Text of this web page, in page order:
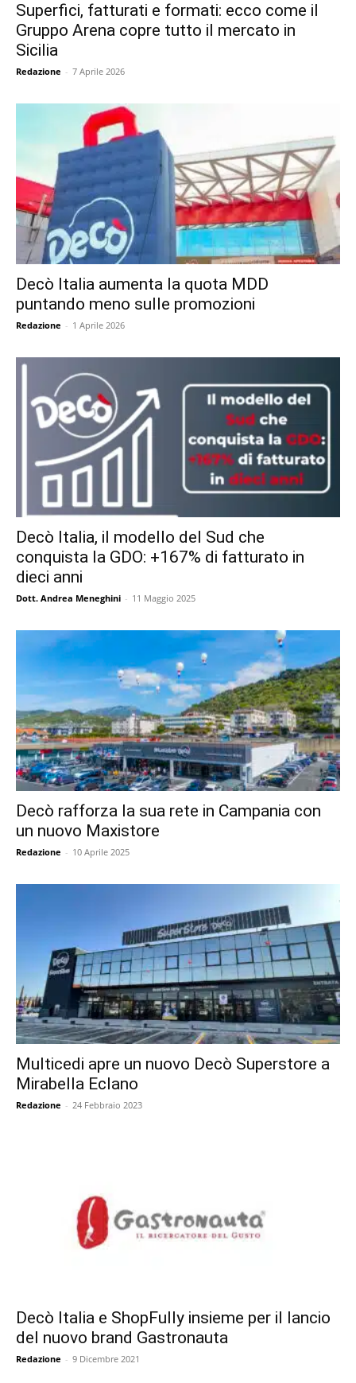
Superfici, fatturati e formati: ecco come il
Gruppo Arena copre tutto il mercato in
Sicilia
Redazione - 7 Aprile 2026
Decò Italia aumenta la quota MDD
puntando meno sulle promozioni
Redazione - 1 Aprile 2026
Decò Italia, il modello del Sud che
conquista la GDO: +167% di fatturato in
dieci anni
Dott. Andrea Meneghini - 11 Maggio 2025
Decò rafforza la sua rete in Campania con
un nuovo Maxistore
Redazione - 10 Aprile 2025
Multicedi apre un nuovo Decò Superstore a
Mirabella Eclano
Redazione - 24 Febbraio 2023
Decò Italia e ShopFully insieme per il lancio
del nuovo brand Gastronauta
Redazione - 9 Dicembre 2021